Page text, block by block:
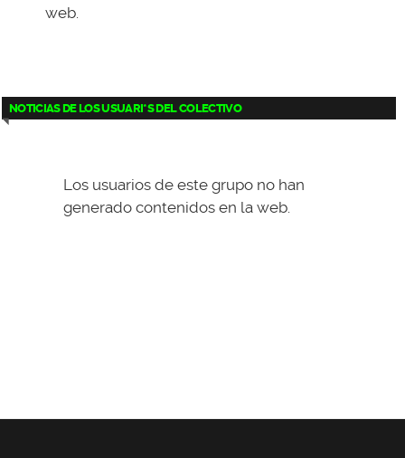
web.
NOTICIAS DE LOS USUARI*S DEL COLECTIVO
Los usuarios de este grupo no han
generado contenidos en la web.